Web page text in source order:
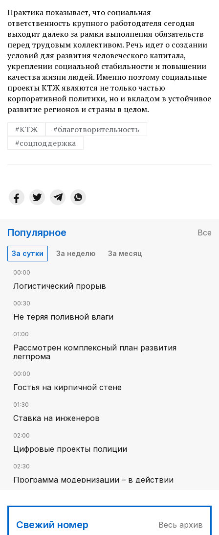
Практика показывает, что социальная
ответственность крупного работодателя сегодня
выходит далеко за рамки выполнения обязательств
перед трудовым коллективом. Речь идет о создании
условий для развития человеческого капитала,
укреплении социальной стабильности и повышении
качества жизни людей. Именно поэтому социальные
проекты КТЖ являются не только частью
корпоративной политики, но и вкладом в устойчивое
развитие регионов и страны в целом.
#КТЖ
#благотворительность
#соцподдержка
Популярное Все
За сутки За неделю За месяц
00:00
Логистический прорыв
00:30
Не теряя поливной влаги
01:00
Рассмотрен комплексный план развития
легпрома
00:00
Гостья на кирпичной стене
01:30
Ставка на инженеров
02:00
Цифровые проекты полиции
02:30
Программа модернизации – в действии
04:30
Свежий номер Весь архив